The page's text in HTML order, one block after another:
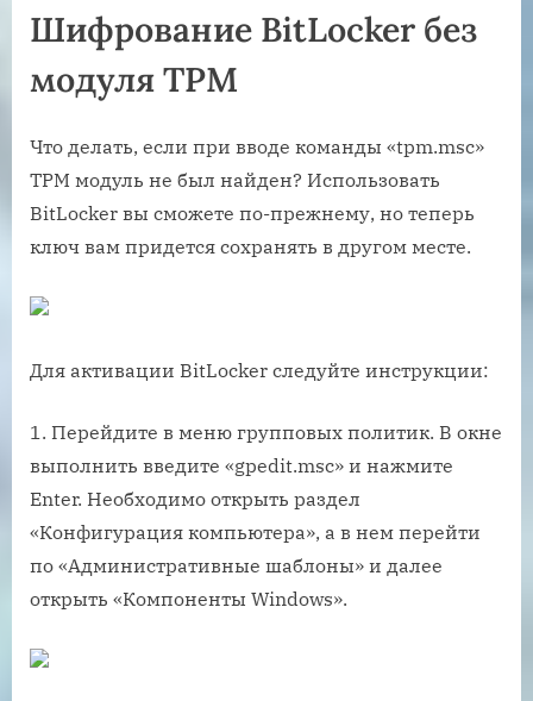
Шифрование BitLocker без
модуля TPM
Что делать, если при вводе команды «tpm.msc»
TPM модуль не был найден? Использовать
BitLocker вы сможете по-прежнему, но теперь
ключ вам придется сохранять в другом месте.
Для активации BitLocker следуйте инструкции:
1. Перейдите в меню групповых политик. В окне
выполнить введите «gpedit.msc» и нажмите
Enter. Необходимо открыть раздел
«Конфигурация компьютера», а в нем перейти
по «Административные шаблоны» и далее
открыть «Компоненты Windows».